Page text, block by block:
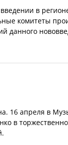
в
комитеты
данного
16 апреля в
в